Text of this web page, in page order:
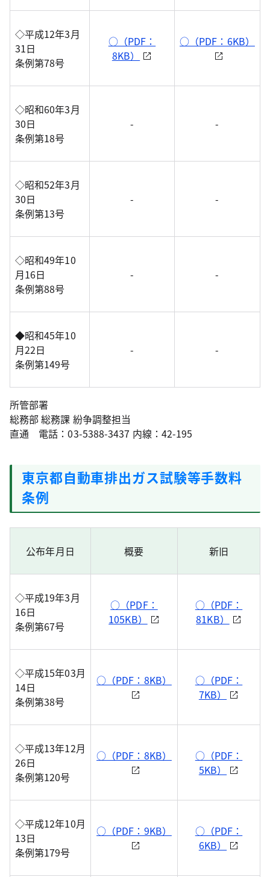
◇平成12年3月
31日
条例第78号
○（PDF：
8KB）
○（PDF：6KB）
◇昭和60年3月
30日
条例第18号
- -
◇昭和52年3月
30日
条例第13号
- -
◇昭和49年10
月16日
条例第88号
- -
◆昭和45年10
月22日
条例第149号
- -
所管部署
総務部 総務課 紛争調整担当
直通 電話：03-5388-3437 内線：42-195
東京都自動車排出ガス試験等手数料
条例
公布年月日 概要 新旧
◇平成19年3月
16日
条例第67号
○（PDF：
105KB）
○（PDF：
81KB）
◇平成15年03月
14日
条例第38号
○（PDF：8KB）
○（PDF：
7KB）
◇平成13年12月
26日
条例第120号
○（PDF：8KB）
○（PDF：
5KB）
◇平成12年10月
13日
条例第179号
○（PDF：9KB）
○（PDF：
6KB）